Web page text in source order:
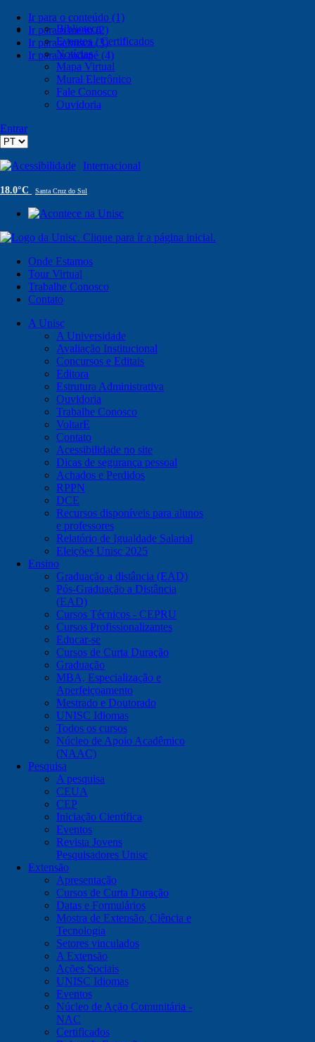
Ir para o conteúdo (1)
Ir para o menu (2)
Ir para a busca (3)
Ir para o rodapé (4)
Biblioteca
Eventos / Certificados
Notícias
Mapa Virtual
Mural Eletrônico
Fale Conosco
Ouvidoria
Entrar
Acessibilidade Internacional
18.0°C Santa Cruz do Sul
Onde Estamos
Tour Virtual
Trabalhe Conosco
Contato
A Unisc
A Universidade
Avaliação Institucional
Concursos e Editais
Editora
Estrutura Administrativa
Ouvidoria
Trabalhe Conosco
VoltarE
Contato
Acessibilidade no site
Dicas de segurança pessoal
Achados e Perdidos
RPPN
DCE
Recursos disponíveis para alunos
e professores
Relatório de Igualdade Salarial
Eleições Unisc 2025
Ensino
Graduação a distância (EAD)
Pós-Graduação a Distância
(EAD)
Cursos Técnicos - CEPRU
Cursos Profissionalizantes
Educar-se
Cursos de Curta Duração
Graduação
MBA, Especialização e
Aperfeiçoamento
Mestrado e Doutorado
UNISC Idiomas
Todos os cursos
Núcleo de Apoio Acadêmico
(NAAC)
Pesquisa
A pesquisa
CEUA
CEP
Iniciação Científica
Eventos
Revista Jovens
Pesquisadores Unisc
Extensão
Apresentação
Cursos de Curta Duração
Datas e Formulários
Mostra de Extensão, Ciência e
Tecnologia
Setores vinculados
A Extensão
Ações Sociais
UNISC Idiomas
Eventos
Núcleo de Ação Comunitária -
NAC
Certificados